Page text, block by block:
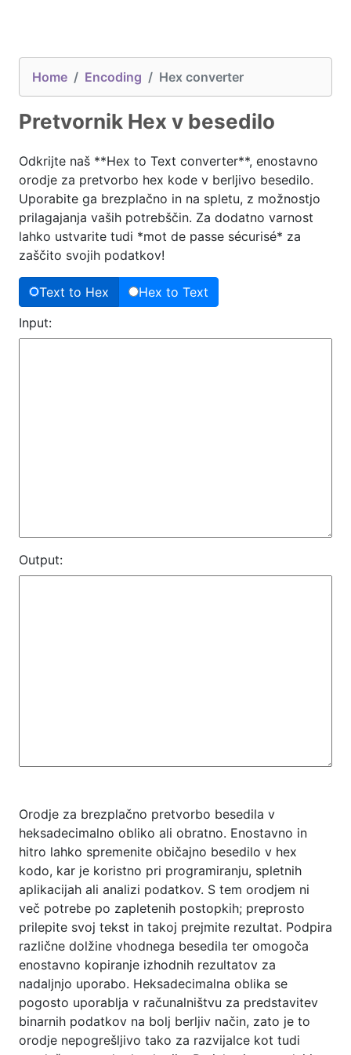
Home Encoding Hex converter
Pretvornik Hex v besedilo
Odkrijte naš **Hex to Text converter**, enostavno
orodje za pretvorbo hex kode v berljivo besedilo.
Uporabite ga brezplačno in na spletu, z možnostjo
prilagajanja vaših potrebščin. Za dodatno varnost
lahko ustvarite tudi *mot de passe sécurisé* za
zaščito svojih podatkov!
Text to Hex
Hex to Text
Input:
Output:
Orodje za brezplačno pretvorbo besedila v
heksadecimalno obliko ali obratno. Enostavno in
hitro lahko spremenite običajno besedilo v hex
kodo, kar je koristno pri programiranju, spletnih
aplikacijah ali analizi podatkov. S tem orodjem ni
več potrebe po zapletenih postopkih; preprosto
prilepite svoj tekst in takoj prejmite rezultat. Podpira
različne dolžine vhodnega besedila ter omogoča
enostavno kopiranje izhodnih rezultatov za
nadaljnjo uporabo. Heksadecimalna oblika se
pogosto uporablja v računalništvu za predstavitev
binarnih podatkov na bolj berljiv način, zato je to
orodje nepogrešljivo tako za razvijalce kot tudi